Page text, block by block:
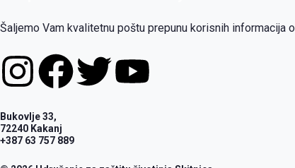
Šaljemo Vam kvalitetnu poštu prepunu korisnih informacija
I
n
s
F
c
T Y
Bukovlje 33,
72240 Kakanj
+387 63 757 889